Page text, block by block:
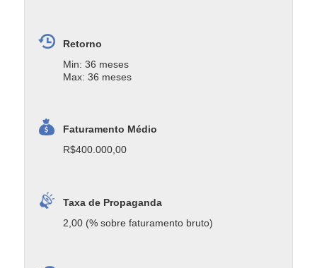
Retorno
Min: 36 meses
Max: 36 meses
Faturamento Médio
R$400.000,00
Taxa de Propaganda
2,00 (% sobre faturamento bruto)